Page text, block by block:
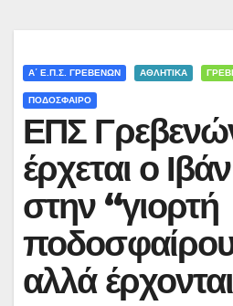
Α΄ Ε.Π.Σ. ΓΡΕΒΕΝΏΝ ΑΘΛΗΤΙΚΑ
ΠΟΔΟΣΦΑΙΡΟ
ΕΠΣ
έρχεται ο
στην “γιορτή
αλλά